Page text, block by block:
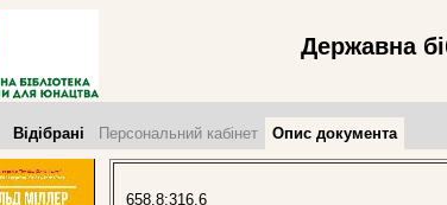
Державна
Відібрані Персональний кабінет Опис документа
658.8:316.6